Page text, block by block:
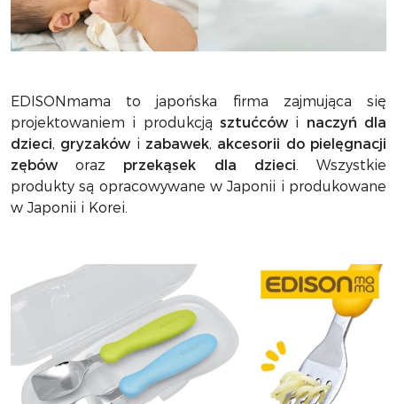
EDISONmama to japońska firma zajmująca się
projektowaniem i produkcją sztućcówi naczyń dla
dzieci, gryzakówi zabawek, akcesorii do pielęgnacji
zębóworaz przekąsek dla dzieci. Wszystkie
produkty są opracowywane w Japonii i produkowane
w Japonii i Korei.